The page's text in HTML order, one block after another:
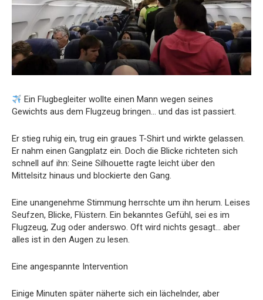
Ein Flugbegleiter wollte einen Mann wegen seines
Gewichts aus dem Flugzeug bringen… und das ist passiert.
Er stieg ruhig ein, trug ein graues T-Shirt und wirkte gelassen.
Er nahm einen Gangplatz ein. Doch die Blicke richteten sich
schnell auf ihn: Seine Silhouette ragte leicht über den
Mittelsitz hinaus und blockierte den Gang.
Eine unangenehme Stimmung herrschte um ihn herum. Leises
Seufzen, Blicke, Flüstern. Ein bekanntes Gefühl, sei es im
Flugzeug, Zug oder anderswo. Oft wird nichts gesagt… aber
alles ist in den Augen zu lesen.
Eine angespannte Intervention
Einige Minuten später näherte sich ein lächelnder, aber